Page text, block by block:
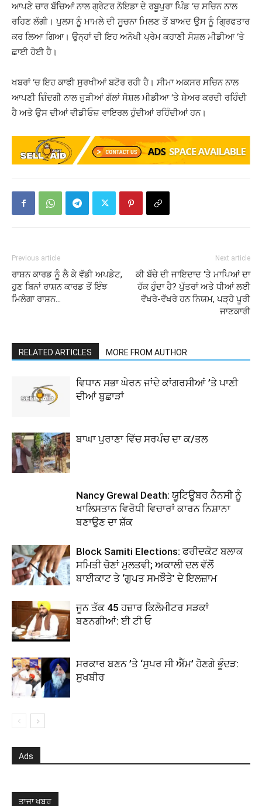
ਆਪਣੇ ਚਾਰ ਬੱਚਿਆਂ ਨਾਲ ਗ੍ਰੇਟਰ ਨੋਇਡਾ ਦੇ ਰਬੂਪੁਰਾ ਪਿੰਡ ‘ਚ ਸਚਿਨ ਨਾਲ
ਰਹਿਣ ਲੱਗੀ। ਪੁਲਸ ਨੂੰ ਮਾਮਲੇ ਦੀ ਸੂਚਨਾ ਮਿਲਣ ਤੋਂ ਬਾਅਦ ਉਸ ਨੂੰ ਗ੍ਰਿਫਤਾਰ
ਕਰ ਲਿਆ ਗਿਆ। ਉਨ੍ਹਾਂ ਦੀ ਇਹ ਅਨੋਖੀ ਪ੍ਰੇਮ ਕਹਾਣੀ ਸੋਸ਼ਲ ਮੀਡੀਆ ‘ਤੇ
ਛਾਈ ਹੋਈ ਹੈ।
ਖਬਰਾਂ ‘ਚ ਇਹ ਕਾਫੀ ਸੁਰਖੀਆਂ ਬਟੋਰ ਰਹੀ ਹੈ। ਸੀਮਾ ਅਕਸਰ ਸਚਿਨ ਨਾਲ
ਆਪਣੀ ਜ਼ਿੰਦਗੀ ਨਾਲ ਜੁੜੀਆਂ ਗੱਲਾਂ ਸੋਸ਼ਲ ਮੀਡੀਆ ‘ਤੇ ਸ਼ੇਅਰ ਕਰਦੀ ਰਹਿੰਦੀ
ਹੈ ਅਤੇ ਉਸ ਦੀਆਂ ਵੀਡੀਓਜ਼ ਵਾਇਰਲ ਹੁੰਦੀਆਂ ਰਹਿੰਦੀਆਂ ਹਨ।
Previous article
ਰਾਸ਼ਨ ਕਾਰਡ ਨੂੰ ਲੈ ਕੇ ਵੱਡੀ ਅਪਡੇਟ,
ਹੁਣ ਬਿਨਾਂ ਰਾਸ਼ਨ ਕਾਰਡ ਤੋਂ ਇੰਝ
ਮਿਲੇਗਾ ਰਾਸ਼ਨ…
Next article
ਕੀ ਬੱਚੇ ਦੀ ਜਾਇਦਾਦ ‘ਤੇ ਮਾਪਿਆਂ ਦਾ
ਹੱਕ ਹੁੰਦਾ ਹੈ? ਪੁੱਤਰਾਂ ਅਤੇ ਧੀਆਂ ਲਈ
ਵੱਖਰੇ-ਵੱਖਰੇ ਹਨ ਨਿਯਮ, ਪੜ੍ਹੋ ਪੂਰੀ
ਜਾਣਕਾਰੀ
RELATED ARTICLES MORE FROM AUTHOR
ਵਿਧਾਨ ਸਭਾ ਘੇਰਨ ਜਾਂਦੇ ਕਾਂਗਰਸੀਆਂ ’ਤੇ ਪਾਣੀ
ਦੀਆਂ ਬੁਛਾੜਾਂ
ਬਾਘਾ ਪੁਰਾਣਾ ਵਿੱਚ ਸਰਪੰਚ ਦਾ ਕ/ਤਲ
Nancy Grewal Death: ਯੂਟਿਊਬਰ ਨੈਨਸੀ ਨੂੰ
ਖਾਲਿਸਤਾਨ ਵਿਰੋਧੀ ਵਿਚਾਰਾਂ ਕਾਰਨ ਨਿਸ਼ਾਨਾ
ਬਣਾਉਣ ਦਾ ਸ਼ੱਕ
Block Samiti Elections: ਫਰੀਦਕੋਟ ਬਲਾਕ
ਸਮਿਤੀ ਚੋਣਾਂ ਮੁਲਤਵੀ; ਅਕਾਲੀ ਦਲ ਵੱਲੋਂ
ਬਾਈਕਾਟ ਤੇ ‘ਗੁਪਤ ਸਮਝੌਤੇ’ ਦੇ ਇਲਜ਼ਾਮ
ਜੂਨ ਤੱਕ 45 ਹਜ਼ਾਰ ਕਿਲੋਮੀਟਰ ਸੜਕਾਂ
ਬਣਨਗੀਆਂ: ਈ ਟੀ ਓ
ਸਰਕਾਰ ਬਣਨ ’ਤੇ ‘ਸੁਪਰ ਸੀ ਐੱਮ’ ਹੋਣਗੇ ਭੂੰਦੜ:
ਸੁਖਬੀਰ
Ads
ਤਾਜਾ ਖਬਰ